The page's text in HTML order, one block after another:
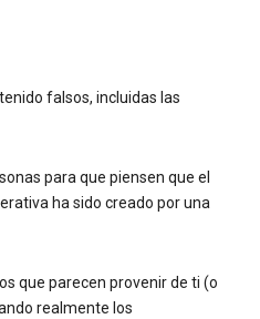
falsos, incluidas las
para que piensen que el
ha sido creado por una
que parecen provenir de ti (o
realmente los